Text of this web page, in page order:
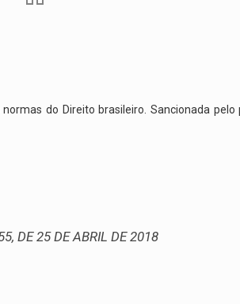
do Direito brasileiro. Sancionada
DE 25 DE ABRIL DE 2018